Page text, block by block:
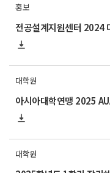
홍보
전공설계지원센터 2024
대학원
대학원